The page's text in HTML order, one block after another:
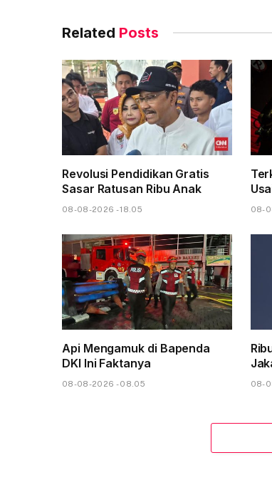
Related Posts
Revolusi Pendidikan Gratis
Sasar Ratusan Ribu Anak
08-08-2026 - 18.05 08-
Api Mengamuk di Bapenda
DKI Ini Faktanya
08-08-2026 - 08.05 08-